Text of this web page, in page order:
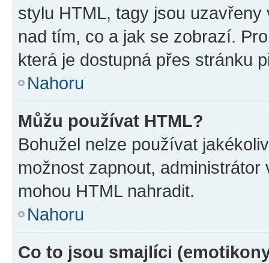
stylu HTML, tagy jsou
nad tím, co a jak se zobrazí.
která je dostupná přes stránku
Nahoru
Můžu používat HTML?
Bohužel nelze používat
možnost zapnout,
mohou HTML nahradit.
Nahoru
Co to jsou smajlíci